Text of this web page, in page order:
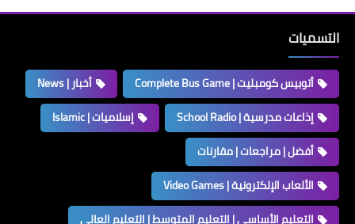
التسميات
أتوبيس كومبليت | Complete Bus Game
أخبار | News
إذاعات مدرسية | School Radio
إسلاميات | Islamic
أفضل | مراجعات | مقارنات
الألعاب الإلكترونية | Video Games
التعليم الأساسي | التعليم المتوسط | التعليم العالي